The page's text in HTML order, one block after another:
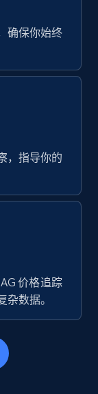
确保你始终
，指导你的
价格追踪
数据。